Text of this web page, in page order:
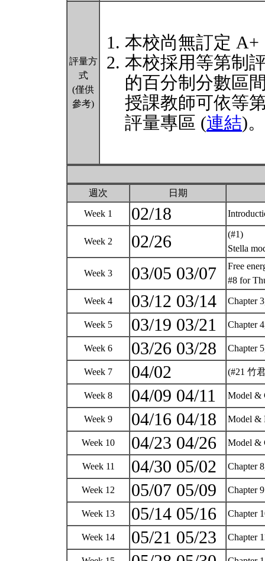
評量方
式
(僅供
參考)
本校尚無訂定 A+
本校採用等第制
的百分制分數區
授課教師可依等
評量專區 (連結)。
週次 日期
Week 1 02/18
Week 2 02/26
(#1)
Stella
Week 3 03/05 03/07
Free
#8 for
Week 4 03/12 03/14 Chapter
Week 5 03/19 03/21 Chapter
Week 6 03/26 03/28 Chapter
Week 7 04/02 (#21 竹
Week 8 04/09 04/11 Model &
Week 9 04/16 04/18 Model &
Week 10 04/23 04/26 Model &
Week 11 04/30 05/02 Chapter
Week 12 05/07 05/09 Chapter
Week 13 05/14 05/16 Chapter
Week 14 05/21 05/23 Chapter